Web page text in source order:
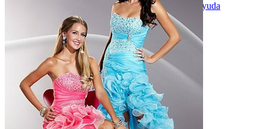
Obtener la contraseña Ayuda
Carro (0)
Vestidos de novia
Vestido de novia liquidación y venta
Vestidos de novia vendimia